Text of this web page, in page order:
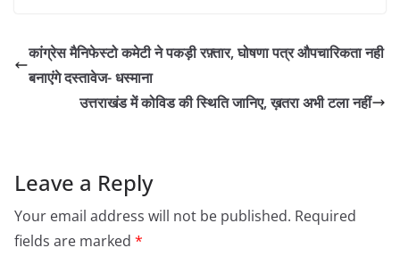
कांग्रेस मैनिफेस्टो कमेटी ने पकड़ी रफ़्तार, घोषणा पत्र औपचारिकता नही
बनाएंगे दस्तावेज- धस्माना
उत्तराखंड में कोविड की स्थिति जानिए, ख़तरा अभी टला नहीं
Leave a Reply
Your email address will not be published. Required
fields are marked *